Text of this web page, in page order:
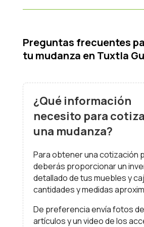
Preguntas frecuentes
tu mudanza en Tuxtla
¿Qué información
necesito para
una mudanza?
Para obtener una cotización
deberás proporcionar un
detallado de tus muebles y
cantidades y medidas
De preferencia envía fotos
artículos y un video de los